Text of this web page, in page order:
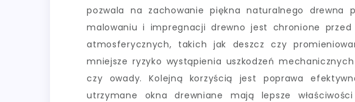
pozwala na zachowanie piękna naturalnego drewna
malowaniu i impregnacji drewno jest chronione przed
atmosferycznych, takich jak deszcz czy
mniejsze ryzyko wystąpienia uszkodzeń
czy owady. Kolejną korzyścią jest poprawa
utrzymane okna drewniane mają lepsze